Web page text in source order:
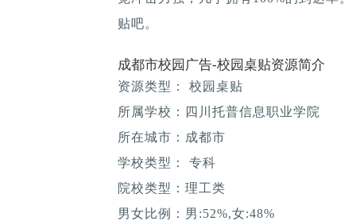
贴吧。
成都市校园广告-校园桌贴资源简介
资源类型： 校园桌贴
所属学校：四川托普信息职业学院
所在城市：成都市
学校类型： 专科
院校类型：理工类
男女比例：男:52%,女:48%